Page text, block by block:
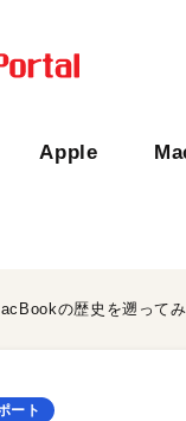
Apple
の歴史を遡って
ート